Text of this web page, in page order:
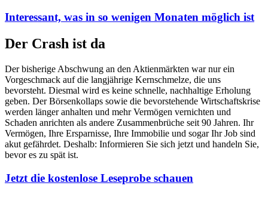
Interessant, was in so wenigen Monaten möglich ist
Der Crash ist da
Der bisherige Abschwung an den Aktienmärkten war nur ein
Vorgeschmack auf die langjährige Kernschmelze, die uns
bevorsteht. Diesmal wird es keine schnelle, nachhaltige Erholung
geben. Der Börsenkollaps sowie die bevorstehende Wirtschaftskrise
werden länger anhalten und mehr Vermögen vernichten und
Schaden anrichten als andere Zusammenbrüche seit 90 Jahren. Ihr
Vermögen, Ihre Ersparnisse, Ihre Immobilie und sogar Ihr Job sind
akut gefährdet. Deshalb: Informieren Sie sich jetzt und handeln Sie,
bevor es zu spät ist.
Jetzt die kostenlose Leseprobe schauen